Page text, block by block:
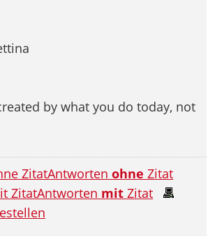
by what you do today, not
Antworten ohne Zitat
Antworten mit Zitat